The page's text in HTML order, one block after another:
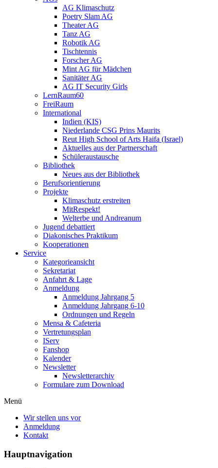
AG Klimaschutz
Poetry Slam AG
Theater AG
Tanz AG
Robotik AG
Tischtennis
Forscher AG
Mint AG für Mädchen
Sanitäter AG
AG IT Security Girls
LernRaum60
FreiRaum
International
Indien (KIS)
Niederlande CSG Prins Maurits
Reut High School of Arts Haifa (Israel)
Aktuelles aus der Partnerschaft
Schüleraustausche
Bibliothek
Neues aus der Bibliothek
Berufsorientierung
Projekte
Klimaschutz erstreiten
MitRespekt!
Welterbe und Andreanum
Jugend debattiert
Diakonisches Praktikum
Kooperationen
Service
Kategorieansicht
Sekretariat
Anfahrt & Lage
Anmeldung
Anmeldung Jahrgang 5
Anmeldung Jahrgang 6-10
Ordnungen und Regeln
Mensa & Cafeteria
Vertretungsplan
IServ
Fanshop
Kalender
Newsletter
Newsletterarchiv
Formulare zum Download
Menü
Wir stellen uns vor
Anmeldung
Kontakt
Hauptnavigation